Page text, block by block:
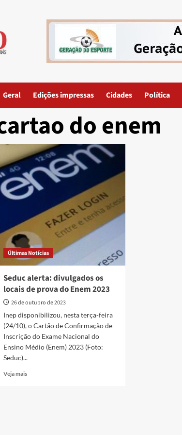
Geral Edições impressas Cidades Política
do enem
Últimas Notícias
Seduc alerta: divulgados os
locais de prova do Enem 2023
26 de outubro de 2023
Inep disponibilizou, nesta terça-feira
(24/10), o Cartão de Confirmação de
Inscrição do Exame Nacional do
Ensino Médio (Enem) 2023 (Foto:
Seduc)...
Veja maisRead